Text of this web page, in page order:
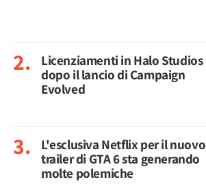
Licenziamenti in Halo Studios
dopo il lancio di Campaign
Evolved
L'esclusiva Netflix per il nuovo
trailer di GTA 6 sta generando
molte polemiche